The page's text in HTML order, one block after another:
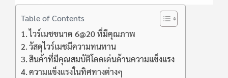
Table of Contents
ไวร์เมชขนาด 6@20 ที่มีคุณภาพ
วัสดุไวร์เมชมีความทนทาน
สินค้าที่มีคุณสมบัติโดดเด่นด้านความแข็งแรง
ความแข็งแรงในทิศทางต่างๆ